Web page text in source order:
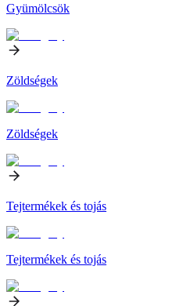
Gyümölcsök
Zöldségek
Zöldségek
Tejtermékek és tojás
Tejtermékek és tojás